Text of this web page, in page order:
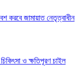
করবে জামায়াত নেতৃত্বাধীন
ও ক্ষতিপূরণ চাইল